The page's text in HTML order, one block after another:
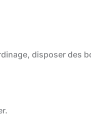
disposer des